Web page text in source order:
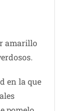
amarillo
en la que